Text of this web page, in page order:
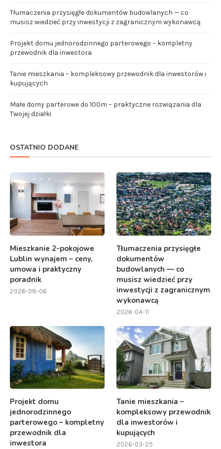
Tłumaczenia przysięgłe dokumentów budowlanych — co
musisz wiedzieć przy inwestycji z zagranicznym wykonawcą
Projekt domu jednorodzinnego parterowego – kompletny
przewodnik dla inwestora
Tanie mieszkania – kompleksowy przewodnik dla inwestorów i
kupujących
Małe domy parterowe do 100m – praktyczne rozwiązania dla
Twojej działki
OSTATNIO DODANE
Mieszkanie 2-pokojowe
Lublin wynajem – ceny,
umowa i praktyczny
poradnik
2026-08-06
Tłumaczenia przysięgłe
dokumentów
budowlanych — co
musisz wiedzieć przy
inwestycji z zagranicznym
wykonawcą
2026-04-11
Projekt domu
jednorodzinnego
parterowego – kompletny
przewodnik dla
inwestora
Tanie mieszkania –
kompleksowy przewodnik
dla inwestorów i
kupujących
2026-03-25